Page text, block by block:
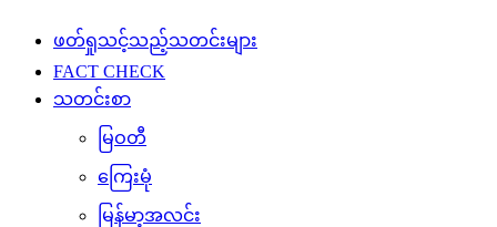
ဖတ်ရှုသင့်သည့်သတင်းများ
FACT CHECK
သတင်းစာ
မြဝတီ
ကြေးမုံ
မြန်မာ့အလင်း